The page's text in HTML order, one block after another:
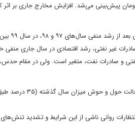
بیش‌تر از آنچه قبلا در حدود حداقل ۱۵۰ هزار میلیارد تومان پیش‌بینی می‌شد. افزایش
غیر نفتی، رشد اقتصادی در سال جاری
و صادرات نفت، متغیر است. ولی در مقام
روانی ناشی از این شرایط و تشدید